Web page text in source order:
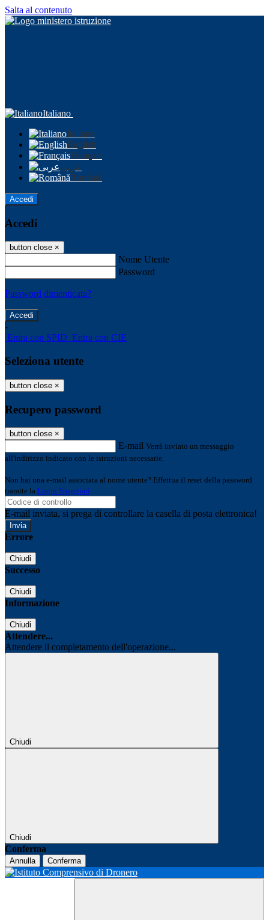
Salta al contenuto
Italiano
Italiano
English
Français
عربى
Română
Accedi
Accedi
button close ×
Nome Utente
Password
Password dimenticata?
-
Entra con SPID Entra con CIE
Seleziona utente
button close ×
Recupero password
button close ×
E-mail Verrà inviato un messaggio
all'indirizzo indicato con le istruzioni necessarie.
Non hai una e-mail associata al nome utente? Effettua il reset della password
tramite la Login Spaggiari
E-mail inviata, si prega di controllare la casella di posta elettronica!
Errore
Chiudi
Successo
Chiudi
Informazione
Chiudi
Attendere...
Attendere il completamento dell'operazione...
Chiudi
Chiudi
Conferma
Annulla Conferma